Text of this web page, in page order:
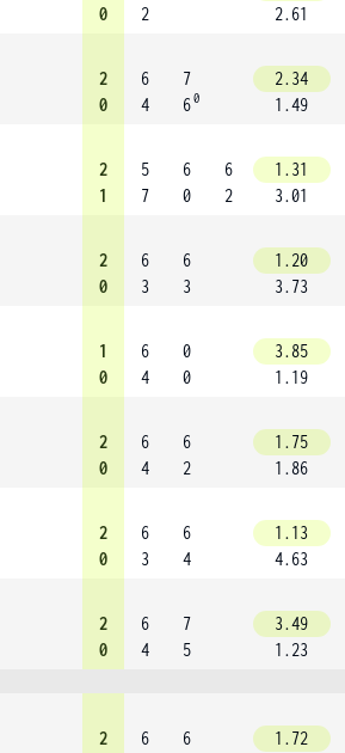
0
2
2.61
2
0
6
4
7
60
2.34
1.49
2
1
5
7
6
0
6
2
1.31
3.01
2
0
6
3
6
3
1.20
3.73
1
0
6
4
0
0
3.85
1.19
2
0
6
4
6
2
1.75
1.86
2
0
6
3
6
4
1.13
4.63
2
0
6
4
7
5
3.49
1.23
2
6
6
1.72